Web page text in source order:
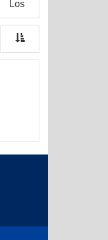
Los